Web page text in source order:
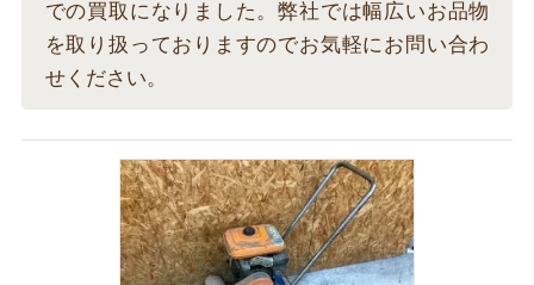
での買取になりました。弊社では幅広いお品物
を取り扱っておりますのでお気軽にお問い合わ
せください。